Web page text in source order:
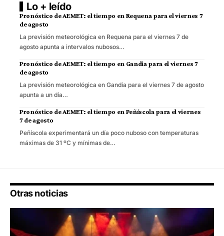
Lo + leído
Pronóstico de AEMET: el tiempo en Requena para el viernes 7
de agosto
La previsión meteorológica en Requena para el viernes 7 de
agosto apunta a intervalos nubosos…
Pronóstico de AEMET: el tiempo en Gandia para el viernes 7
de agosto
La previsión meteorológica en Gandia para el viernes 7 de agosto
apunta a un día…
Pronóstico de AEMET: el tiempo en Peñíscola para el viernes
7 de agosto
Peñíscola experimentará un día poco nuboso con temperaturas
máximas de 31 ºC y mínimas de…
Otras noticias